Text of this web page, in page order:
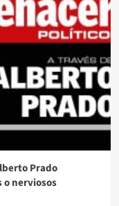
Prado
o nerviosos